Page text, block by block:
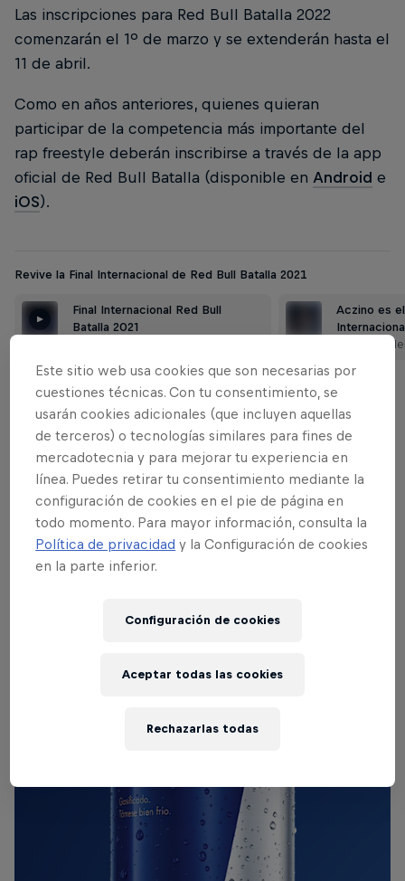
Las inscripciones para Red Bull Batalla 2022
comenzarán el 1º de marzo y se extenderán hasta el
11 de abril.
Como en años anteriores, quienes quieran
participar de la competencia más importante del
rap freestyle deberán inscribirse a través de la app
oficial de Red Bull Batalla (disponible en Android e
iOS).
Revive la Final Internacional de Red Bull Batalla 2021
Final Internacional Red Bull
Batalla 2021
Aczino es
5 minutos
¿Quiénes están clasificados para Red Bull
Internacional 2022?
Esto recién está comenzando y aún queda
muchísimo camino por recorrer antes de que se
dispute el título mundial de rap freestyle.
RED BULL ORIGINAL
Este sitio web usa cookies que son necesarias por
cuestiones técnicas. Con tu consentimiento, se
usarán cookies adicionales (que incluyen aquellas
de terceros) o tecnologías similares para fines de
mercadotecnia y para mejorar tu experiencia en
línea. Puedes retirar tu consentimiento mediante la
configuración de cookies en el pie de página en
todo momento. Para mayor información, consulta la
Política de privacidad y la Configuración de cookies
en la parte inferior.
Configuración de cookies
Rechazarlas todas
Aceptar todas las cookies